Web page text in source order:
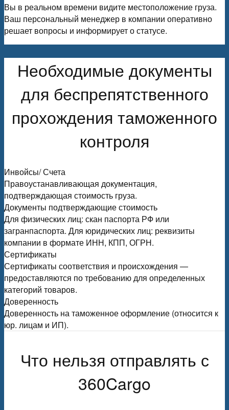
Вы в реальном времени видите местоположение груза.
Ваш персональный менеджер в компании оперативно
решает вопросы и информирует о статусе.
Необходимые документы
для беспрепятственного
прохождения таможенного
контроля
Инвойсы/ Счета
Правоустанавливающая документация,
подтверждающая стоимость груза.
Документы подтверждающие стоимость
Для физических лиц: скан паспорта РФ или
загранпаспорта. Для юридических лиц: реквизиты
компании в формате ИНН, КПП, ОГРН.
Сертификаты
Сертификаты соответствия и происхождения —
предоставляются по требованию для определенных
категорий товаров.
Доверенность
Доверенность на таможенное оформление (относится к
юр. лицам и ИП).
Что нельзя отправлять с
360Cargo